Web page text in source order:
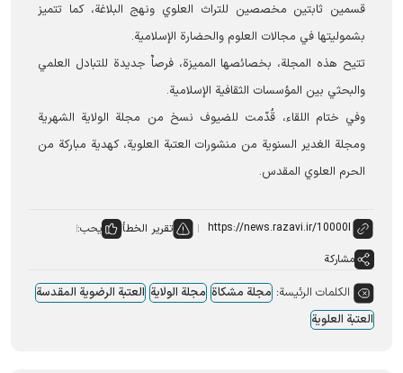
قسمين ثابتين مخصصين للتراث العلوي ونهج البلاغة، كما تتميز
بشموليتها في مجالات العلوم والحضارة الإسلامية.
تتيح هذه المجلة، بخصائصها المميزة، فرصاٌ جديدة للتبادل العلمي
والبحثي بين المؤسسات الثقافية الإسلامية.
وفي ختام اللقاء، قُدّمت للضيوف نسخ من مجلة الولاية الشهرية
ومجلة الغدير السنوية من منشورات العتبة العلوية، كهدية مباركة من
الحرم العلوي المقدس.
تقرير الخطأ
يحب:
مشاركة
الكلمات الرئيسة: مجلة مشكاة مجلة الولاية العتبة الرضوية المقدسة
العتبة العلوية